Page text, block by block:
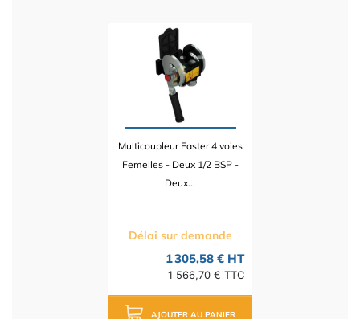
Multicoupleur Faster 4 voies
Femelles - Deux 1/2 BSP -
Deux...
Délai sur demande
1 305,58 € HT
1 566,70 € TTC
AJOUTER AU PANIER